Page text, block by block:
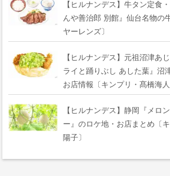
【ヒルナンデス】牛タン定食
んや善治郎 別館』仙台名物の
ヤーレンズ〕
【ヒルナンデス】元祖沼津あ
ライと踊りぶし あした葉』沼
お店情報〔キンプリ・髙橋海人
【ヒルナンデス】静岡『メロ
ー』のロケ地・お店まとめ〔
陽子〕